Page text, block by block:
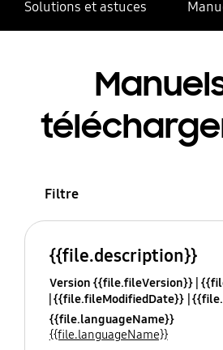
Solutions et astuces
Filtre
{{file.description}}
Version {{file.fileVersion}}
{{file.fileModifiedDate}}
{{file.languageName}}
{{file.languageName}}